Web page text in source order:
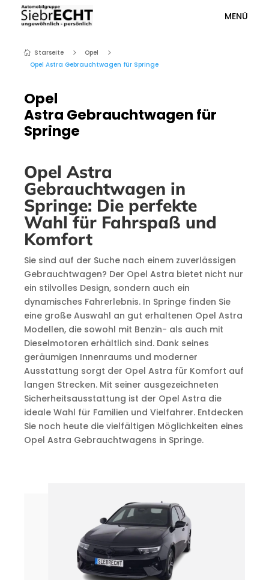
MENÜ
 Starseite 5 Opel
5
Opel Astra Gebrauchtwagen für Springe
Opel
Astra Gebrauchtwagen für
Springe
Opel Astra
Gebrauchtwagen in
Springe: Die perfekte
Wahl für Fahrspaß und
Komfort
Sie sind auf der Suche nach einem zuverlässigen
Gebrauchtwagen? Der Opel Astra bietet nicht nur
ein stilvolles Design, sondern auch ein
dynamisches Fahrerlebnis. In Springe finden Sie
eine große Auswahl an gut erhaltenen Opel Astra
Modellen, die sowohl mit Benzin- als auch mit
Dieselmotoren erhältlich sind. Dank seines
geräumigen Innenraums und moderner
Ausstattung sorgt der Opel Astra für Komfort auf
langen Strecken. Mit seiner ausgezeichneten
Sicherheitsausstattung ist der Opel Astra die
ideale Wahl für Familien und Vielfahrer. Entdecken
Sie noch heute die vielfältigen Möglichkeiten eines
Opel Astra Gebrauchtwagens in Springe.